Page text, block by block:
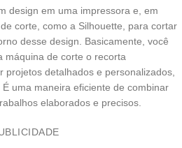
design em uma impressora e, em
corte, como a Silhouette, para cortar
desse design. Basicamente, você
máquina de corte o recorta
projetos detalhados e personalizados,
uma maneira eficiente de combinar
elaborados e precisos.